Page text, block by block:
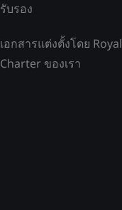
รับรอง
เอกสารแต่งตั้งโดย Royal
Charter ของเรา